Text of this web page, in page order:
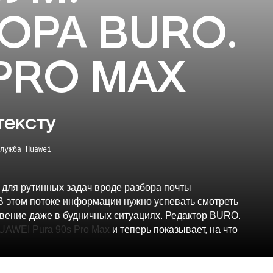
BURO.
MAX
Huawei
рутинных задач вроде разбора почты
этом потоке информации нужно успевать смотреть
даже в будничных ситуациях. Редактор BURO.
Pura 90s Pro Max и теперь показывает, на что